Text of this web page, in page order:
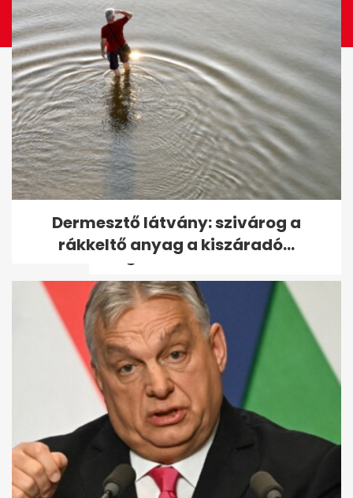
Csoportelsőként
negyeddöntős a női vízilabda-
válogatott
Dermesztő látvány: szivárog a
rákkeltő anyag a kiszáradó...